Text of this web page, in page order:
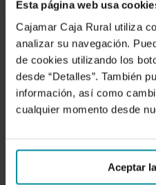
Esta página web usa
Cajamar Caja Rural utiliza
analizar su navegación.
de cookies utilizando los
desde “Detalles”. También
información, así como
cualquier momento desde
Aceptar
winter without heating
cultivation…